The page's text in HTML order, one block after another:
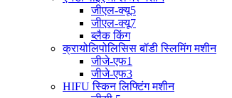
जीएल-क्यू5
जीएल-क्यू7
ब्लैक किंग
क्रायोलिपोलिसिस बॉडी स्लिमिंग मशीन
जीजे-एफ1
जीजे-एफ3
HIFU स्किन लिफ्टिंग मशीन